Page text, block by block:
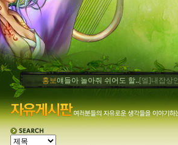
얘들아 놀아줘 쉬어도 할..[엘]내잡상인모집